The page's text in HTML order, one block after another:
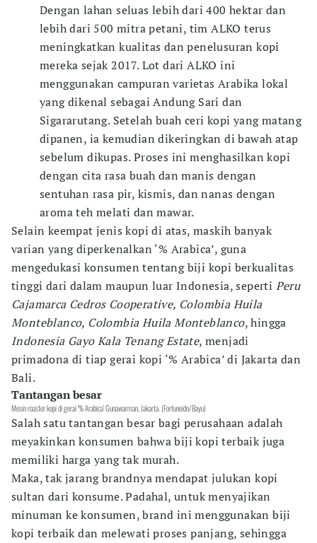
Dengan lahan seluas lebih dari 400 hektar dan
lebih dari 500 mitra petani, tim ALKO terus
meningkatkan kualitas dan penelusuran kopi
mereka sejak 2017. Lot dari ALKO ini
menggunakan campuran varietas Arabika lokal
yang dikenal sebagai Andung Sari dan
Sigararutang. Setelah buah ceri kopi yang matang
dipanen, ia kemudian dikeringkan di bawah atap
sebelum dikupas. Proses ini menghasilkan kopi
dengan cita rasa buah dan manis dengan
sentuhan rasa pir, kismis, dan nanas dengan
aroma teh melati dan mawar.
Selain keempat jenis kopi di atas, maskih banyak
varian yang diperkenalkan ‘% Arabica’, guna
mengedukasi konsumen tentang biji kopi berkualitas
tinggi dari dalam maupun luar Indonesia, seperti Peru
Cajamarca Cedros Cooperative, Colombia Huila
Monteblanco, Colombia Huila Monteblanco, hingga
Indonesia Gayo Kala Tenang Estate, menjadi
primadona di tiap gerai kopi ‘% Arabica’ di Jakarta dan
Bali.
Tantangan besar
Mesin roaster kopi di gerai '% Arabica' Gunawarman, Jakarta. (Fortuneidn/Bayu)
Salah satu tantangan besar bagi perusahaan adalah
meyakinkan konsumen bahwa biji kopi terbaik juga
memiliki harga yang tak murah.
Maka, tak jarang brandnya mendapat julukan kopi
sultan dari konsume. Padahal, untuk menyajikan
minuman ke konsumen, brand ini menggunakan biji
kopi terbaik dan melewati proses panjang, sehingga